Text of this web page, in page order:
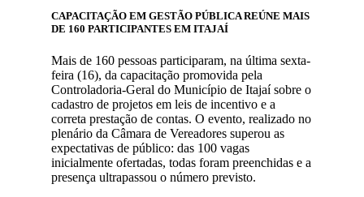
CAPACITAÇÃO EM GESTÃO PÚBLICA REÚNE MAIS
DE 160 PARTICIPANTES EM ITAJAÍ
Mais de 160 pessoas participaram, na última sexta-
feira (16), da capacitação promovida pela
Controladoria-Geral do Município de Itajaí sobre o
cadastro de projetos em leis de incentivo e a
correta prestação de contas. O evento, realizado no
plenário da Câmara de Vereadores superou as
expectativas de público: das 100 vagas
inicialmente ofertadas, todas foram preenchidas e a
presença ultrapassou o número previsto.